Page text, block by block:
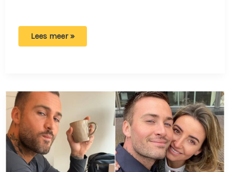
Urk!-
en
dun:
‘Ik
wil
hem
niet
aan
zijn
lot
overlaten’
Lees meer »